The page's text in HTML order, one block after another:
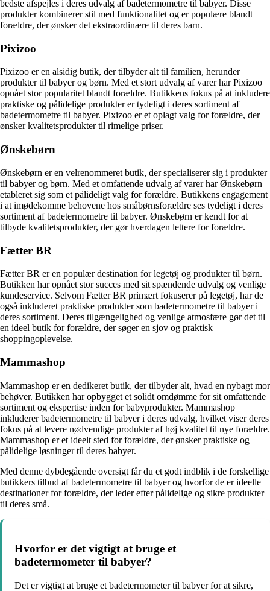
bedste afspejles i deres udvalg af badetermometre til babyer. Disse
produkter kombinerer stil med funktionalitet og er populære blandt
forældre, der ønsker det ekstraordinære til deres barn.
Pixizoo
Pixizoo er en alsidig butik, der tilbyder alt til familien, herunder
produkter til babyer og børn. Med et stort udvalg af varer har Pixizoo
opnået stor popularitet blandt forældre. Butikkens fokus på at inkludere
praktiske og pålidelige produkter er tydeligt i deres sortiment af
badetermometre til babyer. Pixizoo er et oplagt valg for forældre, der
ønsker kvalitetsprodukter til rimelige priser.
Ønskebørn
Ønskebørn er en velrenommeret butik, der specialiserer sig i produkter
til babyer og børn. Med et omfattende udvalg af varer har Ønskebørn
etableret sig som et pålideligt valg for forældre. Butikkens engagement
i at imødekomme behovene hos småbørnsforældre ses tydeligt i deres
sortiment af badetermometre til babyer. Ønskebørn er kendt for at
tilbyde kvalitetsprodukter, der gør hverdagen lettere for forældre.
Fætter BR
Fætter BR er en populær destination for legetøj og produkter til børn.
Butikken har opnået stor succes med sit spændende udvalg og venlige
kundeservice. Selvom Fætter BR primært fokuserer på legetøj, har de
også inkluderet praktiske produkter som badetermometre til babyer i
deres sortiment. Deres tilgængelighed og venlige atmosfære gør det til
en ideel butik for forældre, der søger en sjov og praktisk
shoppingoplevelse.
Mammashop
Mammashop er en dedikeret butik, der tilbyder alt, hvad en nybagt mor
behøver. Butikken har opbygget et solidt omdømme for sit omfattende
sortiment og ekspertise inden for babyprodukter. Mammashop
inkluderer badetermometre til babyer i deres udvalg, hvilket viser deres
fokus på at levere nødvendige produkter af høj kvalitet til nye forældre.
Mammashop er et ideelt sted for forældre, der ønsker praktiske og
pålidelige løsninger til deres babyer.
Med denne dybdegående oversigt får du et godt indblik i de forskellige
butikkers tilbud af badetermometre til babyer og hvorfor de er ideelle
destinationer for forældre, der leder efter pålidelige og sikre produkter
til deres små.
Hvorfor er det vigtigt at bruge et
badetermometer til babyer?
Det er vigtigt at bruge et badetermometer til babyer for at sikre,